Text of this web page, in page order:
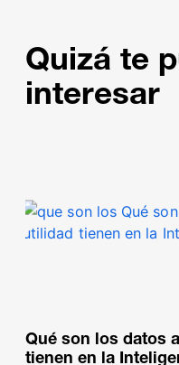
Quizá te
interesar
Qué son los datos
tienen en la